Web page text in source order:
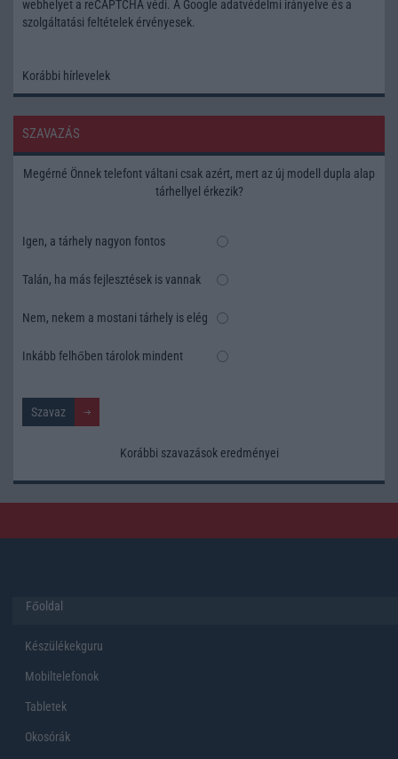
webhelyet a reCAPTCHA védi. A Google adatvédelmi irányelve és a
szolgáltatási feltételek érvényesek.
Korábbi hírlevelek
SZAVAZÁS
Megérné Önnek telefont váltani csak azért, mert az új modell dupla alap
tárhellyel érkezik?
Igen, a tárhely nagyon fontos
Talán, ha más fejlesztések is vannak
Nem, nekem a mostani tárhely is elég
Inkább felhőben tárolok mindent
Korábbi szavazások eredményei
Főoldal
Készülékekguru
Mobiltelefonok
Tabletek
Okosórák